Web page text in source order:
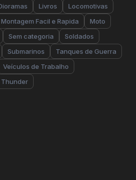
Livros
Locomotivas
Montagem Facil e Rapida
Moto
Sem categoria
Soldados
Submarinos
Tanques de Guerra
Veículos de Trabalho
Thunder